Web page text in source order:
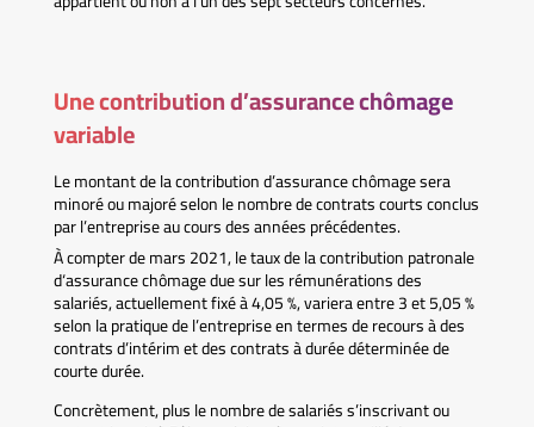
Une contribution d’assurance chômage
variable
Le montant de la contribution d’assurance chômage sera
minoré ou majoré selon le nombre de contrats courts conclus
par l’entreprise au cours des années précédentes.
À compter de mars 2021, le taux de la contribution patronale
d‘assurance chômage due sur les rémunérations des
salariés, actuellement fixé à 4,05 %, variera entre 3 et 5,05 %
selon la pratique de l’entreprise en termes de recours à des
contrats d’intérim et des contrats à durée déterminée de
courte durée.
Concrètement, plus le nombre de salariés s’inscrivant ou